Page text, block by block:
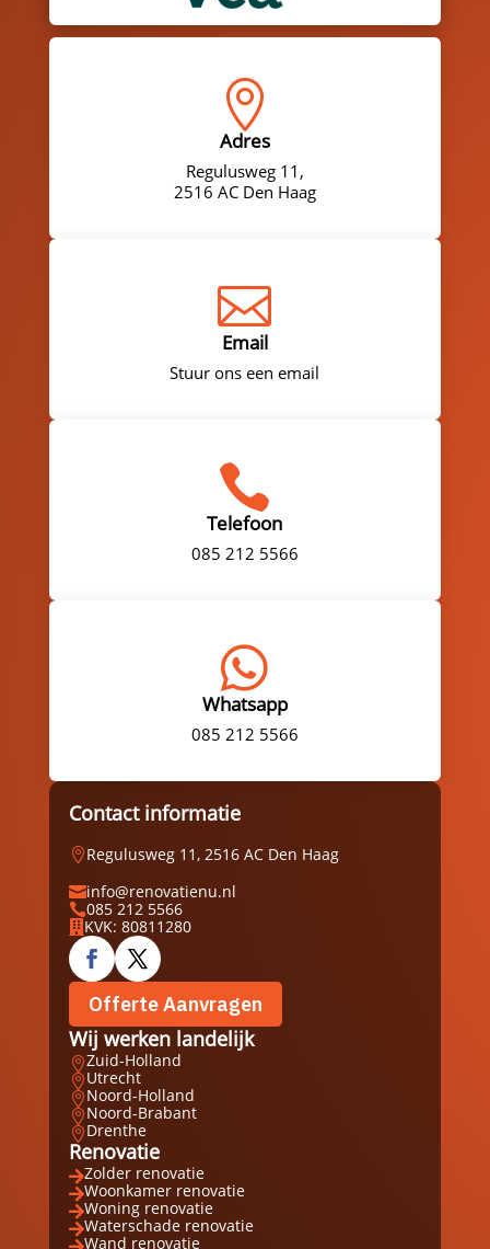

Adres
Regulusweg 11,
2516 AC Den Haag

Email
Stuur ons een email

Telefoon
085 212 5566

Whatsapp
085 212 5566
Contact informatie
Regulusweg 11, 2516 AC Den Haag
info@renovatienu.nl
085 212 5566
 KVK: 80811280
Offerte Aanvragen
Wij werken landelijk
Zuid-Holland
Utrecht
Noord-Holland
Noord-Brabant
Drenthe
Renovatie
Zolder renovatie
Woonkamer renovatie
Woning renovatie
Waterschade renovatie
Wand renovatie